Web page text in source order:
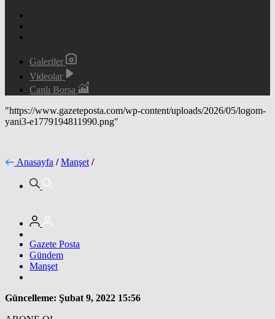
Galeriler
Videolar
Canlı Borsa
"https://www.gazeteposta.com/wp-content/uploads/2026/05/logom-
yani3-e1779194811990.png"
Anasayfa / Manşet /
Gazete Posta
Gündem
Manşet
Güncelleme: Şubat 9, 2022 15:56